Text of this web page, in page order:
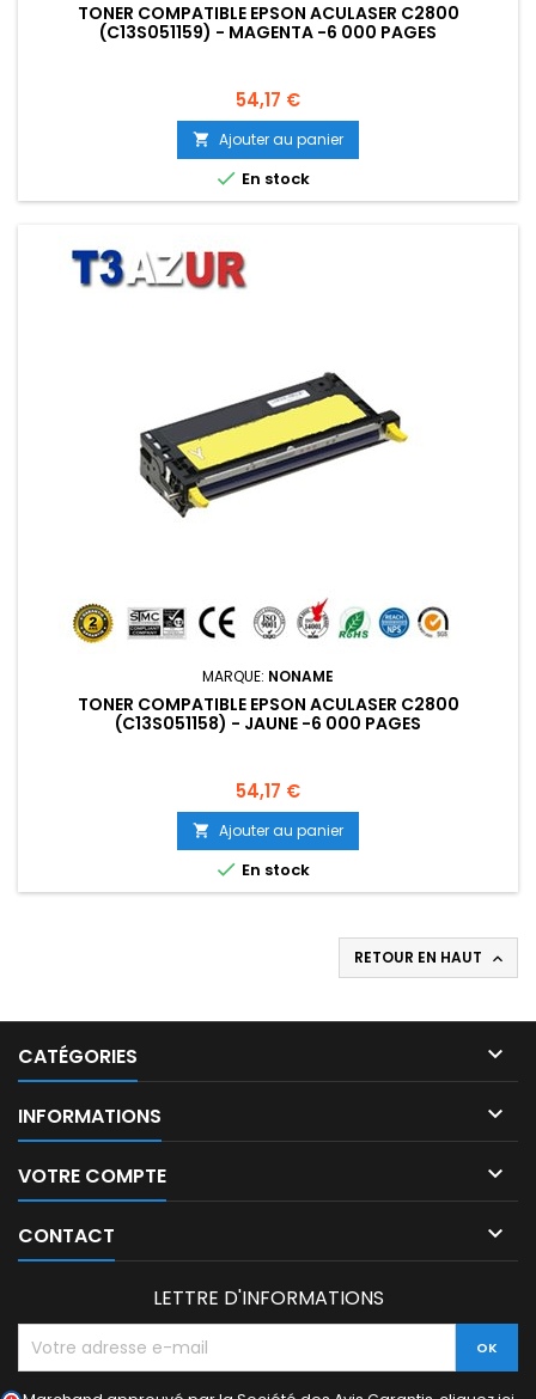
TONER COMPATIBLE EPSON ACULASER C2800
(C13S051159) - MAGENTA -6 000 PAGES
Prix
54,17 €
 Ajouter au panier
 En stock
MARQUE: NONAME
TONER COMPATIBLE EPSON ACULASER C2800
(C13S051158) - JAUNE -6 000 PAGES
Prix
54,17 €
 Ajouter au panier
 En stock
RETOUR EN HAUT 
CATÉGORIES 
INFORMATIONS 
VOTRE COMPTE 
CONTACT 
LETTRE D'INFORMATIONS